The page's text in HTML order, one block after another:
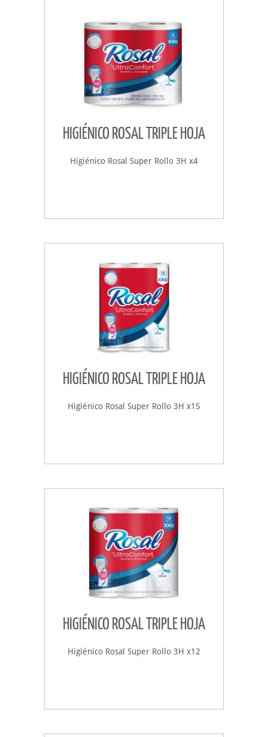
HIGIÉNICO ROSAL TRIPLE HOJA
Higiénico Rosal Super Rollo 3H x4
HIGIÉNICO ROSAL TRIPLE HOJA
Higiénico Rosal Super Rollo 3H x15
HIGIÉNICO ROSAL TRIPLE HOJA
Higiénico Rosal Super Rollo 3H x12